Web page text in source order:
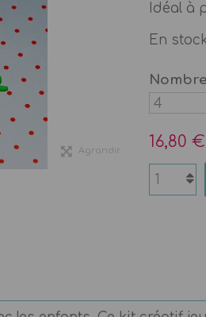
Agrandir
Idéal à
En
16,80 €